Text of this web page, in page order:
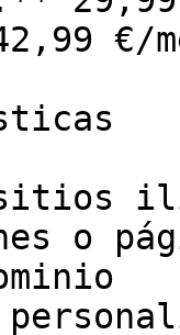
€/
o